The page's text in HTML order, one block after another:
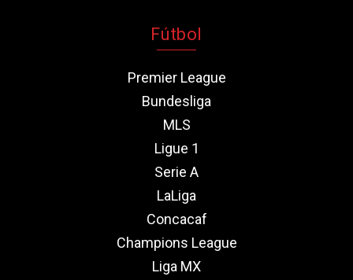
Fútbol
Premier League
Bundesliga
MLS
Ligue 1
Serie A
LaLiga
Concacaf
Champions League
Liga MX